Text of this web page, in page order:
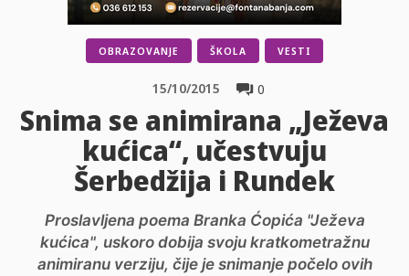
OBRAZOVANJE ŠKOLA VESTI
0
15/10/2015
Snima se animirana „Ježeva
kućica“, učestvuju
Šerbedžija i Rundek
Proslavljena poema Branka Ćopića "Ježeva
kućica", uskoro dobija svoju kratkometražnu
animiranu verziju, čije je snimanje počelo ovih